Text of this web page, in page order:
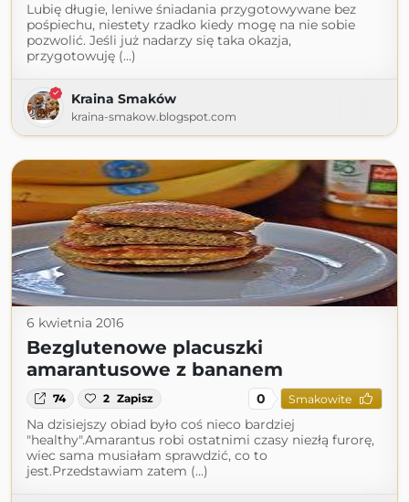
Lubię długie, leniwe śniadania przygotowywane bez
pośpiechu, niestety rzadko kiedy mogę na nie sobie
pozwolić. Jeśli już nadarzy się taka okazja,
przygotowuję (...)
Kraina Smaków
kraina-smakow.blogspot.com
6 kwietnia 2016
Bezglutenowe placuszki
amarantusowe z bananem
74 2 Zapisz 0 Smakowite
Na dzisiejszy obiad było coś nieco bardziej
"healthy".Amarantus robi ostatnimi czasy niezłą furorę,
wiec sama musiałam sprawdzić, co to
jest.Przedstawiam zatem (...)